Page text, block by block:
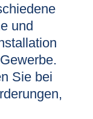
und
Sie bei